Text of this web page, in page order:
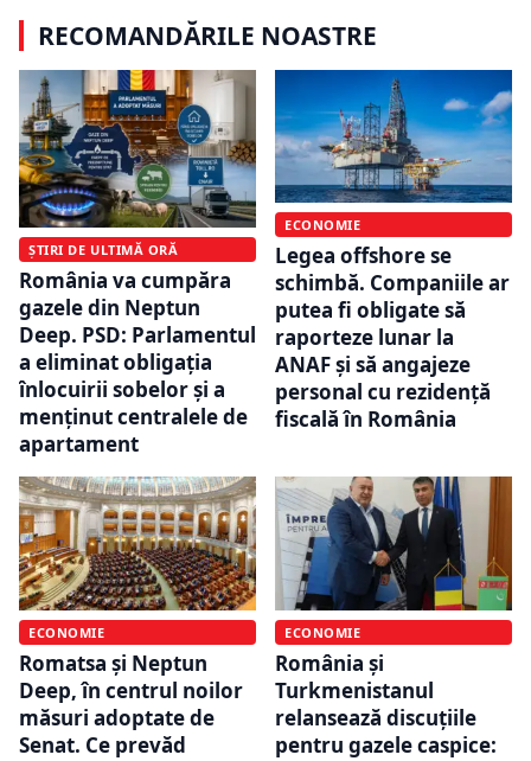
RECOMANDĂRILE NOASTRE
ȘTIRI DE ULTIMĂ ORĂ
România va cumpăra
gazele din Neptun
Deep. PSD: Parlamentul
a eliminat obligația
înlocuirii sobelor și a
menținut centralele de
apartament
ECONOMIE
Legea offshore se
schimbă. Companiile ar
putea fi obligate să
raporteze lunar la
ANAF și să angajeze
personal cu rezidență
fiscală în România
ECONOMIE
Romatsa și Neptun
Deep, în centrul noilor
măsuri adoptate de
Senat. Ce prevăd
ECONOMIE
România și
Turkmenistanul
relansează discuțiile
pentru gazele caspice: